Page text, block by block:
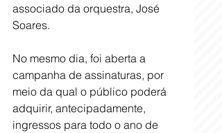
associado da orquestra, José
Soares.
No mesmo dia, foi aberta a
campanha de assinaturas, por
meio da qual o público poderá
adquirir, antecipadamente,
ingressos para todo o ano de